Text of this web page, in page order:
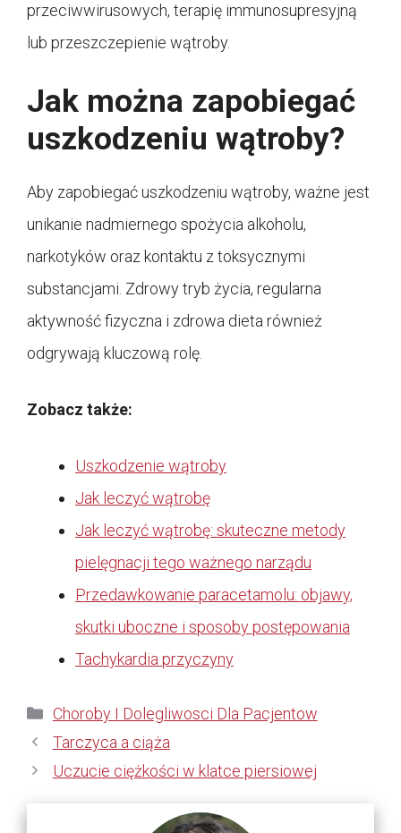
przeciwwirusowych, terapię immunosupresyjną
lub przeszczepienie wątroby.
Jak można zapobiegać
uszkodzeniu wątroby?
Aby zapobiegać uszkodzeniu wątroby, ważne jest
unikanie nadmiernego spożycia alkoholu,
narkotyków oraz kontaktu z toksycznymi
substancjami. Zdrowy tryb życia, regularna
aktywność fizyczna i zdrowa dieta również
odgrywają kluczową rolę.
Zobacz także:
Uszkodzenie wątroby
Jak leczyć wątrobę
Jak leczyć wątrobę: skuteczne metody
pielęgnacji tego ważnego narządu
Przedawkowanie paracetamolu: objawy,
skutki uboczne i sposoby postępowania
Tachykardia przyczyny
Kategorie
Choroby I Dolegliwosci Dla Pacjentow
Tarczyca a ciąża
Uczucie ciężkości w klatce piersiowej